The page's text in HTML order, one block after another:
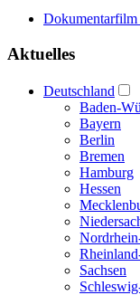
Aktuelles
Deutschland
Baden-
Bayern
Berlin
Bremen
Hamburg
Hessen
Sachsen